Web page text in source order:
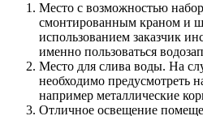
Место с возможностью
смонтированным краном и
использованием заказчик
именно пользоваться
Место для слива воды. На
необходимо предусмотреть
например металлические
Отличное освещение